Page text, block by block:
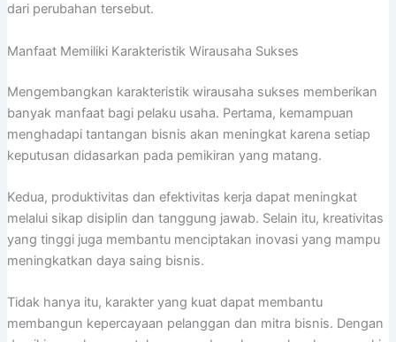
dari perubahan tersebut.
Manfaat Memiliki Karakteristik Wirausaha Sukses
Mengembangkan karakteristik wirausaha sukses memberikan
banyak manfaat bagi pelaku usaha. Pertama, kemampuan
menghadapi tantangan bisnis akan meningkat karena setiap
keputusan didasarkan pada pemikiran yang matang.
Kedua, produktivitas dan efektivitas kerja dapat meningkat
melalui sikap disiplin dan tanggung jawab. Selain itu, kreativitas
yang tinggi juga membantu menciptakan inovasi yang mampu
meningkatkan daya saing bisnis.
Tidak hanya itu, karakter yang kuat dapat membantu
membangun kepercayaan pelanggan dan mitra bisnis. Dengan